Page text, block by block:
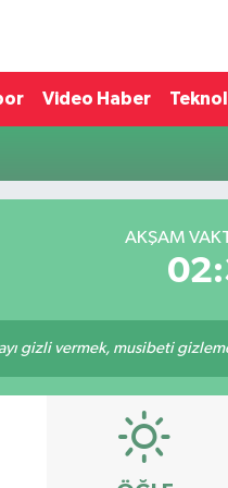
Video Haber
AKŞAM
gizli vermek, musibeti